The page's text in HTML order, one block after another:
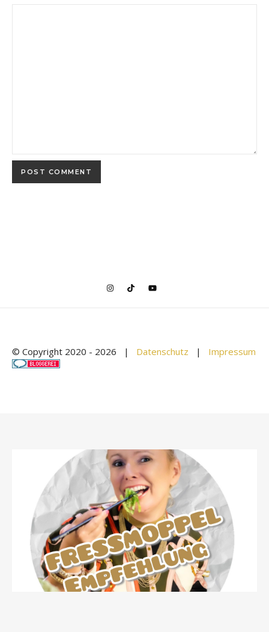
© Copyright 2020 - 2026 | Datenschutz | Impressum